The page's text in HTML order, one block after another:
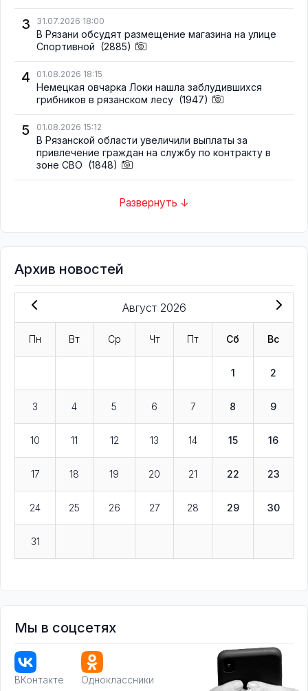
3 31.07.2026 18:00
В Рязани обсудят размещение магазина на улице
Спортивной (2885)
4 01.08.2026 18:15
Немецкая овчарка Локи нашла заблудившихся
грибников в рязанском лесу (1947)
5 01.08.2026 15:12
В Рязанской области увеличили выплаты за
привлечение граждан на службу по контракту в
зоне СВО (1848)
Развернуть ↓
Архив новостей
Август 2026
Пн Вт Ср Чт Пт Сб Вс
1 2
3 4 5 6 7 8 9
10 11 12 13 14 15 16
17 18 19 20 21 22 23
24 25 26 27 28 29 30
31
Мы в соцсетях
ВКонтакте Одноклассники